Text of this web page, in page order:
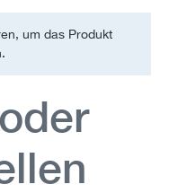
um das Produkt